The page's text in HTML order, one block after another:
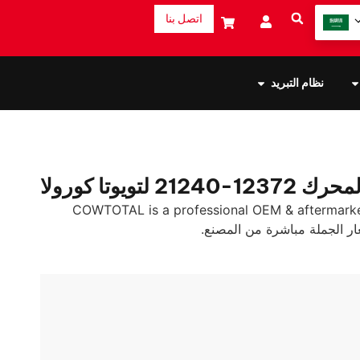
اتصل بنا
نظام التبريد
لتويوتا كورولا
COWTOTAL is a professional OEM &